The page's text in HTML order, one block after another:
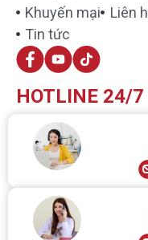
Khuyến mại
Tin tức
Liên
HOTLINE 24/7